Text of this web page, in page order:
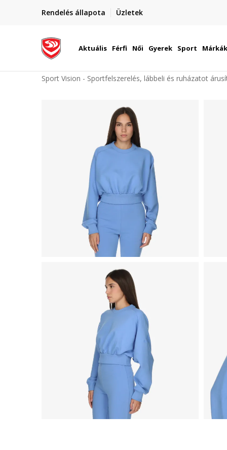
Rendelés állapota Üzletek
Szállítás Magyarország területén
Aktuális Férfi Női Gyerek Sport Márkák
Sport Vision - Sportfelszerelés, lábbeli és ruházatot